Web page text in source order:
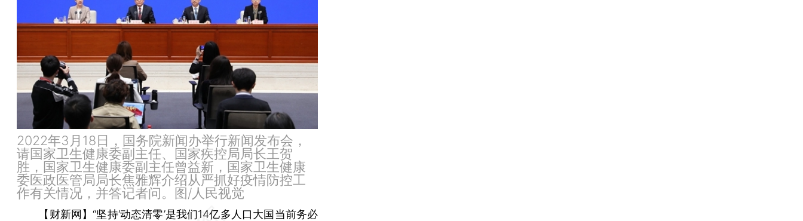
2022年3月18日，国务院新闻办举行新闻发布会，
请国家卫生健康委副主任、国家疾控局局长王贺
胜，国家卫生健康委副主任曾益新，国家卫生健康
委医政医管局局长焦雅辉介绍从严抓好疫情防控工
作有关情况，并答记者问。图/人民视觉
【财新网】“坚持‘动态清零’是我们14亿多人口大国当前务必